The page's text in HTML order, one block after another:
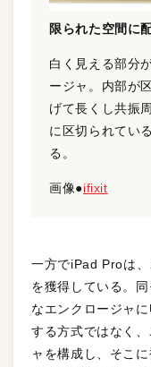
限られた空間に
白く見える部分
ージャ。内部が
げて長くし共振
に区切られてい
る。
画像●ifixit
一方でiPad Proは
を獲得している。
なエンクロージャ
する方式ではなく
ャを構成し、そこ